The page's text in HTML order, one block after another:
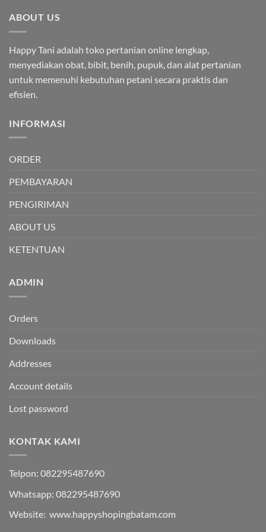
ABOUT US
Happy Tani adalah toko pertanian online lengkap,
menyediakan obat, bibit, benih, pupuk, dan alat pertanian
untuk memenuhi kebutuhan petani secara praktis dan
efisien.
INFORMASI
ORDER
PEMBAYARAN
PENGIRIMAN
ABOUT US
KETENTUAN
ADMIN
Orders
Downloads
Addresses
Account details
Lost password
KONTAK KAMI
Telpon: 082295487690
Whatsapp: 082295487690
Website: www.happyshopingbatam.com